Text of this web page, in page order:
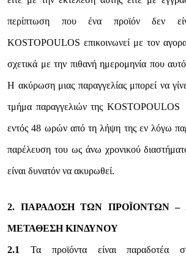
περίπτωση που ένα προϊόν δεν
KOSTOPOULOS επικοινωνεί με τον
σχετικά με την πιθανή ημερομηνία που
Η ακύρωση μιας παραγγελίας μπορεί να
τμήμα παραγγελιών της
εντός 48 ωρών από τη λήψη της εν λόγω
παρέλευση του ως άνω χρονικού
είναι δυνατόν να ακυρωθεί.
2. ΠΑΡΑΔΟΣΗ ΤΩΝ ΠΡΟΪΟΝΤΩΝ –
ΜΕΤΑΘΕΣΗ ΚΙΝΔΥΝΟΥ
2.1 Τα προϊόντα είναι παραδοτέα